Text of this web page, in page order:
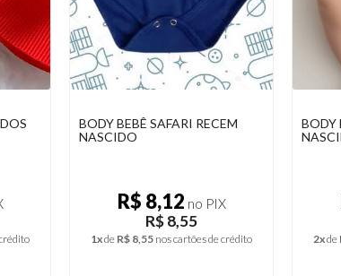
BODY BABY UNISSEX RECÉM
NASCIDO
R$ 9,60 no PIX
R$ 10,10
2xde R$ 5,05 nos cartões de crédito 1xde